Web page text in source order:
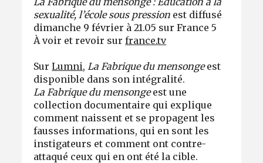
sexualité, l’école sous pression est diffusé
dimanche 9 février à 21.05 sur France 5
À voir et revoir surfrance.tv
SurLumni, La Fabrique du mensongeest
disponible dans son intégralité.
La Fabrique du mensongeest une
collection documentaire qui explique
comment naissent et se propagent les
fausses informations, qui en sont les
instigateurs et comment ont contre-
attaqué ceux qui en ont été la cible.